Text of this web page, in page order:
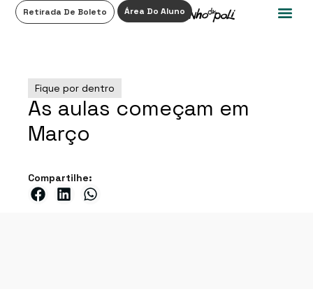
Retirada De Boleto Área Do Aluno
Fique por dentro
As aulas começam em
Março
Compartilhe: